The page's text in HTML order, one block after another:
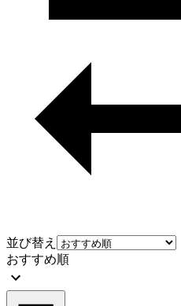
並び替え
おすすめ順